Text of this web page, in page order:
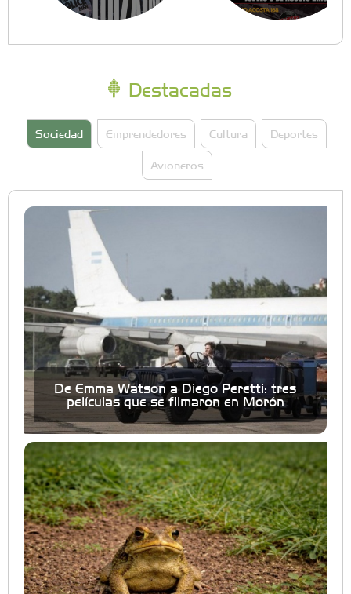
Destacadas
Sociedad Emprendedores Cultura Deportes
Avioneros
De Emma Watson a Diego Peretti: tres
películas que se filmaron en Morón